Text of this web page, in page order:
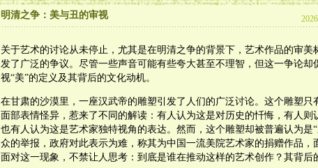
明清之争：美与丑的审视
关于艺术的讨论从未停止，尤其是在明清之争的背景下，艺术作品的审美
发了广泛的争议。尽管一些声音可能有些夸大甚至不理智，但这一争论却
视“美”的定义及其背后的文化动机。
在甘肃的沙漠里，一座汉武帝的雕塑引发了人们的广泛讨论。这个雕塑只
面部表情怪异，惹来了不同的解读：有人认为这是对历史的忏悔，有人则
也有人认为这是艺术家独特视角的表达。然而，这个雕塑却被普遍认为是
众的举报，政府对此表示为难，称其为中国一流美院艺术家的捐赠作品，
面对这一现象，不禁让人思考：到底是谁在推动这样的艺术创作？其背后